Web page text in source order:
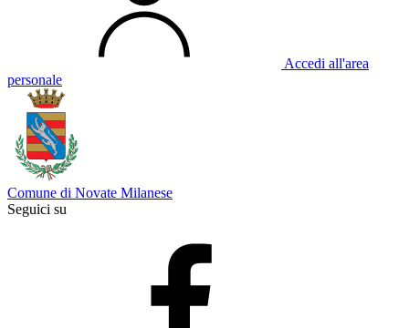
Accedi all'area
personale
Comune di Novate Milanese
Seguici su